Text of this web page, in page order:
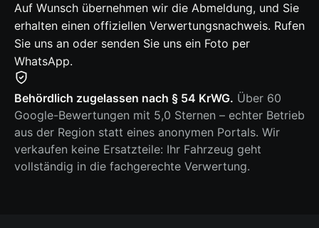
Auf Wunsch übernehmen wir die Abmeldung, und Sie
erhalten einen offiziellen Verwertungsnachweis. Rufen
Sie uns an oder senden Sie uns ein Foto per
WhatsApp.
Behördlich zugelassen nach § 54 KrWG. Über 60
Google-Bewertungen mit 5,0 Sternen – echter Betrieb
aus der Region statt eines anonymen Portals. Wir
verkaufen keine Ersatzteile: Ihr Fahrzeug geht
vollständig in die fachgerechte Verwertung.